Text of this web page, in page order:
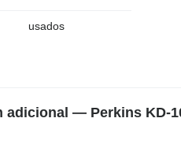
usados
adicional — Perkins KD-